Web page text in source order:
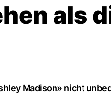
als
Madison» nicht